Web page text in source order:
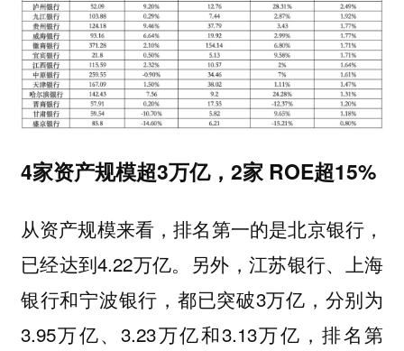
4家资产规模超3万亿，2家 ROE超15%
从资产规模来看，排名第一的是北京银行，
已经达到4.22万亿。另外，江苏银行、上海
银行和宁波银行，都已突破3万亿，分别为
3.95万亿、3.23万亿和3.13万亿，排名第